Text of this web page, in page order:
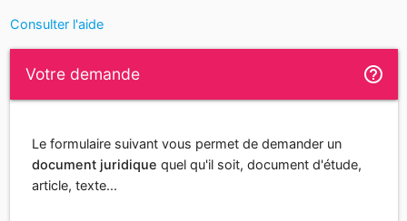
Consulter l'aide
Votre demande help_outline
Le formulaire suivant vous permet de demander un
document juridique quel qu'il soit, document d'étude,
article, texte...